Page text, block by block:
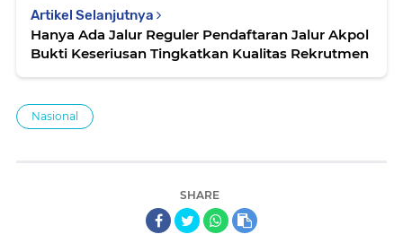
Artikel Selanjutnya
Hanya Ada Jalur Reguler Pendaftaran Jalur Akpol
Bukti Keseriusan Tingkatkan Kualitas Rekrutmen
Nasional
SHARE